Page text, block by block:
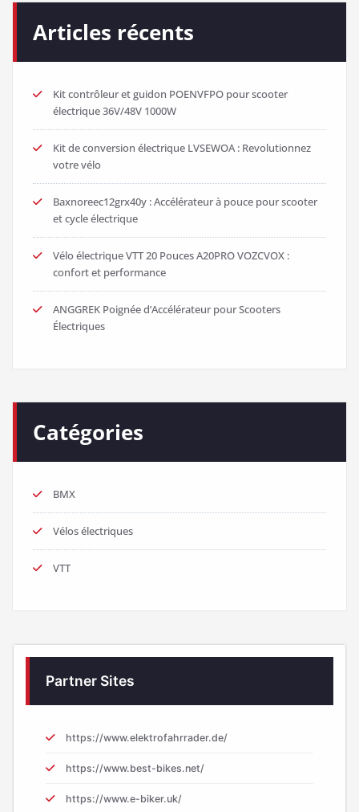
Articles récents
Kit contrôleur et guidon POENVFPO pour scooter
électrique 36V/48V 1000W
Kit de conversion électrique LVSEWOA : Revolutionnez
votre vélo
Baxnoreec12grx40y : Accélérateur à pouce pour scooter
et cycle électrique
Vélo électrique VTT 20 Pouces A20PRO VOZCVOX :
confort et performance
ANGGREK Poignée d’Accélérateur pour Scooters
Électriques
Catégories
BMX
Vélos électriques
VTT
Partner Sites
https://www.elektrofahrrader.de/
https://www.best-bikes.net/
https://www.e-biker.uk/